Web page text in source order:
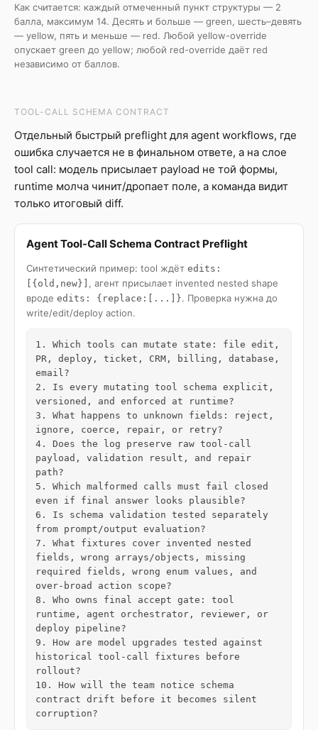
Как считается: каждый отмеченный пункт структуры — 2
балла, максимум 14. Десять и больше — green, шесть–девять
— yellow, пять и меньше — red. Любой yellow-override
опускает green до yellow; любой red-override даёт red
независимо от баллов.
TOOL-CALL SCHEMA CONTRACT
Отдельный быстрый preflight для agent workflows, где
ошибка случается не в финальном ответе, а на слое
tool call: модель присылает payload не той формы,
runtime молча чинит/дропает поле, а команда видит
только итоговый diff.
Agent Tool-Call Schema Contract Preflight
Синтетический пример: tool ждёт edits:
[{old,new}] , агент присылает invented nested shape
вроде edits: {replace:[...]}. Проверка нужна до
write/edit/deploy action.
1. Which tools can mutate state: file edit,
PR, deploy, ticket, CRM, billing, database,
email?
2. Is every mutating tool schema explicit,
versioned, and enforced at runtime?
3. What happens to unknown fields: reject,
ignore, coerce, repair, or retry?
4. Does the log preserve raw tool-call
payload, validation result, and repair
path?
5. Which malformed calls must fail closed
even if final answer looks plausible?
6. Is schema validation tested separately
from prompt/output evaluation?
7. What fixtures cover invented nested
fields, wrong arrays/objects, missing
required fields, wrong enum values, and
over-broad action scope?
8. Who owns final accept gate: tool
runtime, agent orchestrator, reviewer, or
deploy pipeline?
9. How are model upgrades tested against
historical tool-call fixtures before
rollout?
10. How will the team notice schema
contract drift before it becomes silent
corruption?